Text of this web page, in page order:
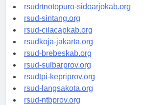
rsudrtnotopuro-sidoarjokab.org
rsud-sintang.org
rsud-cilacapkab.org
rsudkoja-jakarta.org
rsud-brebeskab.org
rsud-sulbarprov.org
rsudtpi-kepriprov.org
rsud-langsakota.org
rsud-ntbprov.org